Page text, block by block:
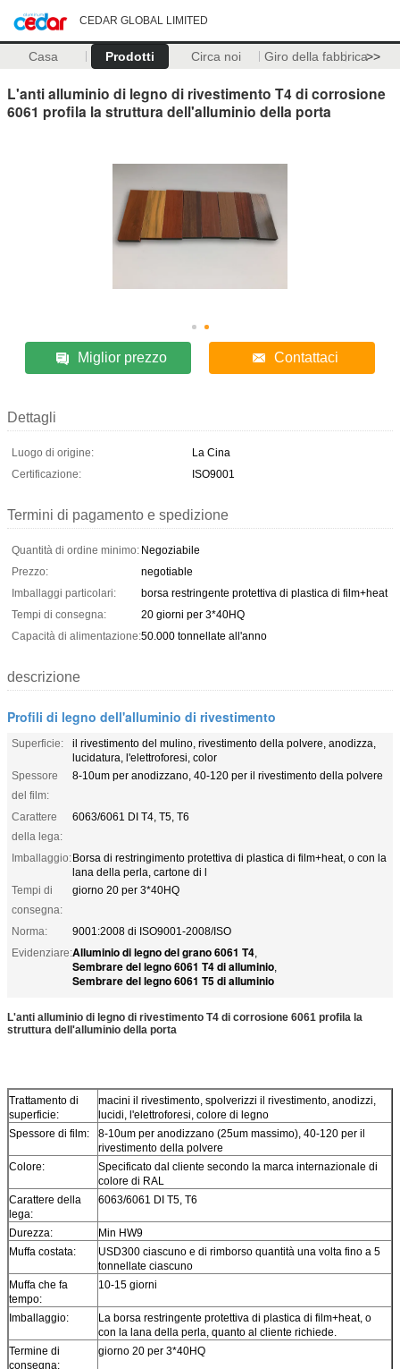
CEDAR GLOBAL LIMITED
Casa Prodotti Circa noi Giro della fabbrica>>
L'anti alluminio di legno di rivestimento T4 di corrosione
6061 profila la struttura dell'alluminio della porta
Miglior prezzo Contattaci
Dettagli
Luogo di origine:
La Cina
Certificazione:
ISO9001
Termini di pagamento e spedizione
Quantità di ordine minimo: Negoziabile
Prezzo:
negotiable
Imballaggi particolari:
borsa restringente protettiva di plastica di film+heat
Tempi di consegna:
20 giorni per 3*40HQ
Capacità di alimentazione:50.000 tonnellate all'anno
descrizione
Profili di legno dell'alluminio di rivestimento
Superficie:
il rivestimento del mulino, rivestimento della polvere, anodizza,
lucidatura, l'elettroforesi, color
Spessore
del film:
8-10um per anodizzano, 40-120 per il rivestimento della polvere
Carattere
della lega:
6063/6061 DI T4, T5, T6
Imballaggio:Borsa di restringimento protettiva di plastica di film+heat, o con la
lana della perla, cartone di l
Tempi di
consegna:
giorno 20 per 3*40HQ
Norma:
9001:2008 di ISO9001-2008/ISO
Evidenziare:Alluminio di legno del grano 6061 T4,
Sembrare del legno 6061 T4 di alluminio,
Sembrare del legno 6061 T5 di alluminio
L'anti alluminio di legno di rivestimento T4 di corrosione 6061 profila la
struttura dell'alluminio della porta
Trattamento di
superficie:
macini il rivestimento, spolverizzi il rivestimento, anodizzi,
lucidi, l'elettroforesi, colore di legno
Spessore di film:
8-10um per anodizzano (25um massimo), 40-120 per il
rivestimento della polvere
Colore:
Specificato dal cliente secondo la marca internazionale di
colore di RAL
Carattere della
lega:
6063/6061 DI T5, T6
Durezza:
Min HW9
Muffa costata:
USD300 ciascuno e di rimborso quantità una volta fino a 5
tonnellate ciascuno
Muffa che fa
tempo:
10-15 giorni
Imballaggio:
La borsa restringente protettiva di plastica di film+heat, o
con la lana della perla, quanto al cliente richiede.
Termine di
consegna:
giorno 20 per 3*40HQ